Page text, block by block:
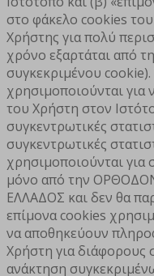
στο φάκελο cookies
Χρήστης για πολύ
χρόνο εξαρτάται από
συγκεκριμένου
χρησιμοποιούνται
του Χρήστη στον
συγκεντρωτικές
συγκεντρωτικές
χρησιμοποιούνται
μόνο από την
ΕΛΛΑΔΟΣ και δεν θα
επίμονα cookies
να αποθηκεύουν
Χρήστη για διάφορους
ανάκτηση